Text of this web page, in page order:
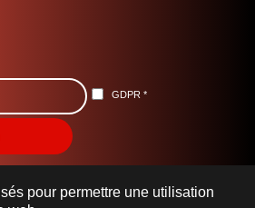
pour permettre une utilisation
GDPR *